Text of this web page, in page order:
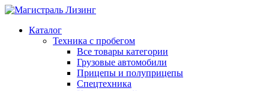
Каталог
Техника с пробегом
Все товары категории
Грузовые автомобили
Прицепы и полуприцепы
Спецтехника